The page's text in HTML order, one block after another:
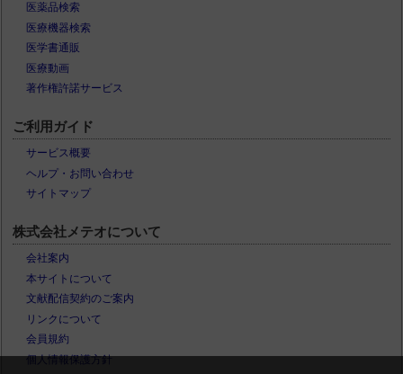
医薬品検索
医療機器検索
医学書通販
医療動画
著作権許諾サービス
ご利用ガイド
サービス概要
ヘルプ・お問い合わせ
サイトマップ
株式会社メテオについて
会社案内
本サイトについて
文献配信契約のご案内
リンクについて
会員規約
個人情報保護方針